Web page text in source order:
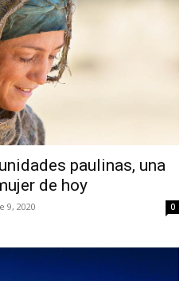
paulinas, una
de hoy
9, 2020 0